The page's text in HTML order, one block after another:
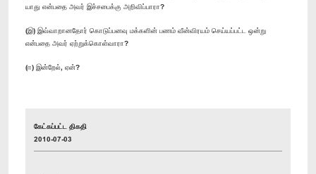
யாது என்பதை அவர் இச்சபைக்கு அறிவிப்பாரா?
(இ) இவ்வாறானதோர் கொடுப்பனவு மக்களின் பணம் வீன்விரயம் செய்யப்பட்ட ஒன்று
என்பதை அவர் ஏற்றுக்கொள்வாரா?
(ஈ) இன்றேல், ஏன்?
கேட்கப்பட்ட திகதி
2010-07-03